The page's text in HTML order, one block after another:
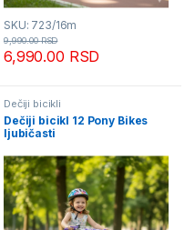
SKU: 723/16m
6,990.00 RSD
9,990.00RSD
Dečiji bicikli
Dečiji bicikl 12 Pony Bikes
ljubičasti